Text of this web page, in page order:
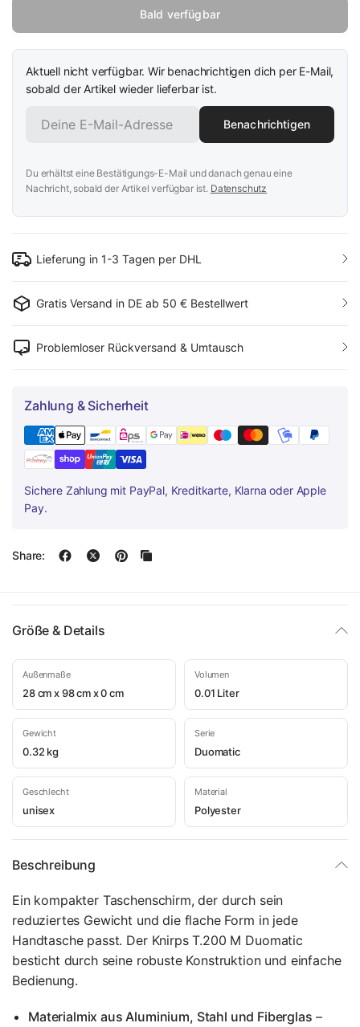
Bald verfügbar
Aktuell nicht verfügbar. Wir benachrichtigen dich per E-Mail,
sobald der Artikel wieder lieferbar ist.
Benachrichtigen
Du erhältst eine Bestätigungs-E-Mail und danach genau eine
Nachricht, sobald der Artikel verfügbar ist. Datenschutz
Lieferung in 1-3 Tagen per DHL
Gratis Versand in DE ab 50 € Bestellwert
Problemloser Rückversand & Umtausch
Zahlung & Sicherheit
Sichere Zahlung mit PayPal, Kreditkarte, Klarna oder Apple
Pay.
Share:
Größe & Details
Außenmaße
28 cm x 98 cm x 0 cm
Volumen
0.01 Liter
Gewicht
0.32 kg
Serie
Duomatic
Geschlecht
unisex
Material
Polyester
Beschreibung
Ein kompakter Taschenschirm, der durch sein
reduziertes Gewicht und die flache Form in jede
Handtasche passt. Der Knirps T.200 M Duomatic
besticht durch seine robuste Konstruktion und einfache
Bedienung.
Materialmix aus Aluminium, Stahl und Fiberglas –